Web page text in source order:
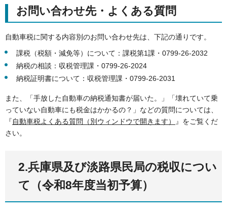
お問い合わせ先・よくある質問
自動車税に関する内容別のお問い合わせ先は、下記の通りです。
課税（税額・減免等）について：課税第1課・0799-26-2032
納税の相談：収税管理課・0799-26-2024
納税証明書について：収税管理課・0799-26-2031
また、「手放した自動車の納税通知書が届いた。」「壊れていて乗
っていない自動車にも税金はかかるの？」などの質問については、
『自動車税よくある質問（別ウィンドウで開きます）
』をご覧くだ
さい。
2.兵庫県及び淡路県民局の税収につい
て（令和8年度当初予算）